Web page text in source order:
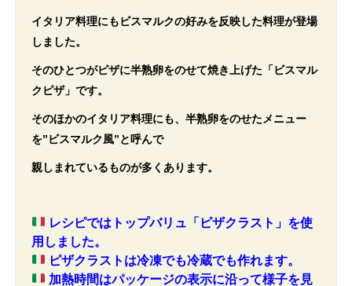
イタリア料理にもビスマルクの好みを反映した料理が登場
しました。
そのひとつがピザに半熟卵をのせて焼き上げた「ビスマル
クピザ」です。
そのほかのイタリア料理にも、半熟卵をのせたメニュー
を”ビスマルク風”と呼んで
親しまれているものが多くあります。
レシピではトップバリュ「ピザクラスト」を使
用しました。
ピザクラストは冷凍でも冷蔵でも作れます。
加熱時間はパッケージの表示に沿って様子を見